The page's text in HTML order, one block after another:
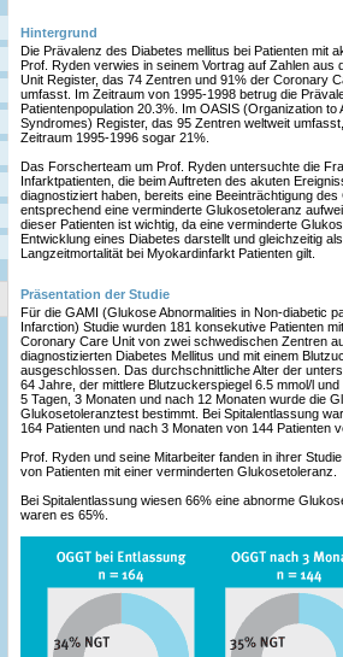
Hintergrund
Die Prävalenz des Diabetes mellitus bei Patienten mit
Prof. Ryden verwies in seinem Vortrag auf Zahlen aus
Unit Register, das 74 Zentren und 91% der Coronary
umfasst. Im Zeitraum von 1995-1998 betrug die
Patientenpopulation 20.3%. Im OASIS (Organization
Syndromes) Register, das 95 Zentren weltweit
Zeitraum 1995-1996 sogar 21%.
Das Forscherteam um Prof. Ryden untersuchte die
Infarktpatienten, die beim Auftreten des akuten
diagnostiziert haben, bereits eine Beeinträchtigung
entsprechend eine verminderte Glukosetoleranz
dieser Patienten ist wichtig, da eine verminderte
Entwicklung eines Diabetes darstellt und gleichzeitig
Langzeitmortalität bei Myokardinfarkt Patienten gilt.
Präsentation der Studie
Für die GAMI (Glukose Abnormalities in Non-diabetic
Infarction) Studie wurden 181 konsekutive Patienten
Coronary Care Unit von zwei schwedischen Zentren
diagnostizierten Diabetes Mellitus und mit einem
ausgeschlossen. Das durchschnittliche Alter der
64 Jahre, der mittlere Blutzuckerspiegel 6.5 mmol/l
5 Tagen, 3 Monaten und nach 12 Monaten wurde die
Glukosetoleranztest bestimmt. Bei Spitalentlassung
164 Patienten und nach 3 Monaten von 144 Patienten
Prof. Ryden und seine Mitarbeiter fanden in ihrer
von Patienten mit einer verminderten Glukosetoleranz.
Bei Spitalentlassung wiesen 66% eine abnorme
waren es 65%.